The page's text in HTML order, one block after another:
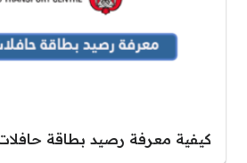
كيفية معرفة رصيد بطاقة حافلات